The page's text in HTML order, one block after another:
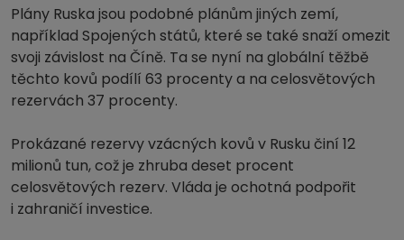
Plány Ruska jsou podobné plánům jiných zemí,
například Spojených států, které se také snaží omezit
svoji závislost na Číně. Ta se nyní na globální těžbě
těchto kovů podílí 63 procenty a na celosvětových
rezervách 37 procenty.
Prokázané rezervy vzácných kovů v Rusku činí 12
milionů tun, což je zhruba deset procent
celosvětových rezerv. Vláda je ochotná podpořit
i zahraničí investice.